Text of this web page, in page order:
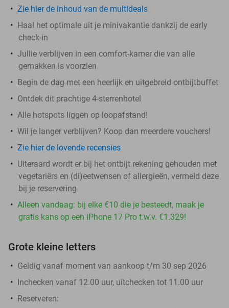
Zie hier de inhoud van de multideals
Haal het optimale uit je minivakantie dankzij de early
check-in
Jullie verblijven in een comfort-kamer die van alle
gemakken is voorzien
Begin de dag met een heerlijk en uitgebreid ontbijtbuffet
Ontdek dit prachtige 4-sterrenhotel
Alle hotspots liggen op loopafstand!
Wil je langer verblijven? Koop dan meerdere vouchers!
Zie hier de lovende recensies
Uiteraard wordt er bij het ontbijt rekening gehouden met
vegetariërs en (di)eetwensen of allergieën, vermeld deze
bij je reservering
Alleen vandaag: bij elke €10 die je besteedt, maak je
gratis kans op een iPhone 17 Pro t.w.v. €1.329!
Grote kleine letters
Geldig vanaf moment van aankoop t/m 30 sep 2026
Inchecken vanaf 12.00 uur, uitchecken tot 11.00 uur
Reserveren: